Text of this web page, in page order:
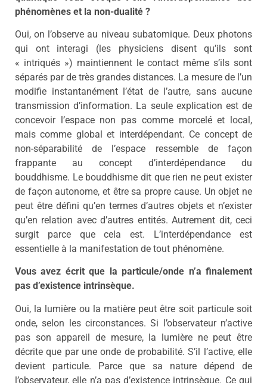
phénomènes et la non-dualité ?
Oui, on l’observe au niveau subatomique. Deux photons
qui ont interagi (les physiciens disent qu’ils sont
« intriqués ») maintiennent le contact même s’ils sont
séparés par de très grandes distances. La mesure de l’un
modifie instantanément l’état de l’autre, sans aucune
transmission d’information. La seule explication est de
concevoir l’espace non pas comme morcelé et local,
mais comme global et interdépendant. Ce concept de
non-séparabilité de l’espace ressemble de façon
frappante au concept d’interdépendance du
bouddhisme. Le bouddhisme dit que rien ne peut exister
de façon autonome, et être sa propre cause. Un objet ne
peut être défini qu’en termes d’autres objets et n’exister
qu’en relation avec d’autres entités. Autrement dit, ceci
surgit parce que cela est. L’interdépendance est
essentielle à la manifestation de tout phénomène.
Vous avez écrit que la particule/onde n’a finalement
pas d’existence intrinsèque.
Oui, la lumière ou la matière peut être soit particule soit
onde, selon les circonstances. Si l’observateur n’active
pas son appareil de mesure, la lumière ne peut être
décrite que par une onde de probabilité. S’il l’active, elle
devient particule. Parce que sa nature dépend de
l’observateur, elle n’a pas d’existence intrinsèque. Ce qui